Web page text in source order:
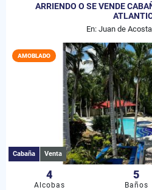
ARRIENDO O SE VENDE
En: Juan de
AMOBLADO
Cabaña Venta
4
Alcobas
5
Baños